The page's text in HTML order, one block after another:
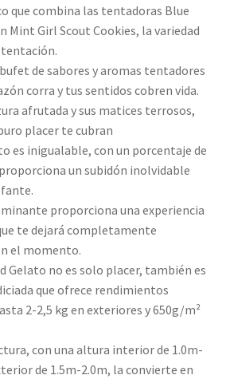
que combina las tentadoras Blue
Mint Girl Scout Cookies, la variedad
de sabores y aromas tentadores
corra y tus sentidos cobren vida.
afrutada y sus matices terrosos,
placer te cubran
es inigualable, con un porcentaje de
un subidón inolvidable
proporciona una experiencia
te dejará completamente
el momento.
Gelato no es solo placer, también es
que ofrece rendimientos
2-2,5 kg en exteriores y 650g/m²
con una altura interior de 1.0m-
de 1.5m-2.0m, la convierte en